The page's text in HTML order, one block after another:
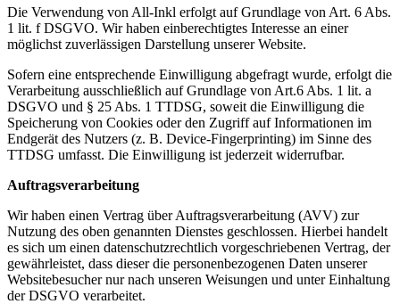
Die Verwendung von All-Inkl erfolgt auf Grundlage von Art. 6 Abs.
1 lit. f DSGVO. Wir haben einberechtigtes Interesse an einer
möglichst zuverlässigen Darstellung unserer Website.
Sofern eine entsprechende Einwilligung abgefragt wurde, erfolgt die
Verarbeitung ausschließlich auf Grundlage von Art.6 Abs. 1 lit. a
DSGVO und § 25 Abs. 1 TTDSG, soweit die Einwilligung die
Speicherung von Cookies oder den Zugriff auf Informationen im
Endgerät des Nutzers (z. B. Device-Fingerprinting) im Sinne des
TTDSG umfasst. Die Einwilligung ist jederzeit widerrufbar.
Auftragsverarbeitung
Wir haben einen Vertrag über Auftragsverarbeitung (AVV) zur
Nutzung des oben genannten Dienstes geschlossen. Hierbei handelt
es sich um einen datenschutzrechtlich vorgeschriebenen Vertrag, der
gewährleistet, dass dieser die personenbezogenen Daten unserer
Websitebesucher nur nach unseren Weisungen und unter Einhaltung
der DSGVO verarbeitet.